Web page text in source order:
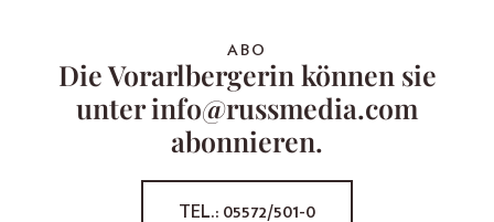
ABO
Die Vorarlbergerin können sie
unter info@russmedia.com
abonnieren.
TEL.: 05572/501-0